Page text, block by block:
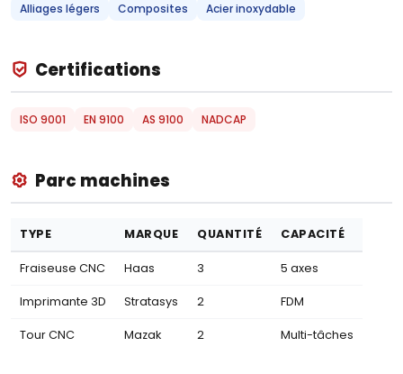
Alliages légers Composites Acier inoxydable
Certifications
ISO 9001 EN 9100 AS 9100 NADCAP
Parc machines
TYPE MARQUE QUANTITÉ CAPACITÉ
Fraiseuse CNC Haas 3 5 axes
Imprimante 3D Stratasys 2 FDM
Tour CNC Mazak 2 Multi-tâches